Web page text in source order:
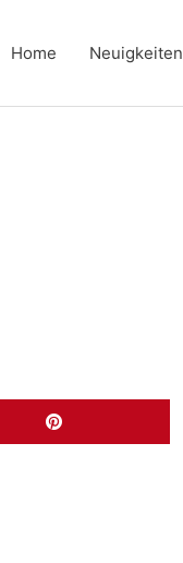
Home Neuigkeiten